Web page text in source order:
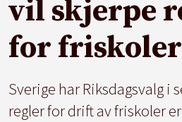
vil skjerpe
for friskoler
Sverige har Riksdagsvalg i
regler for drift av friskoler